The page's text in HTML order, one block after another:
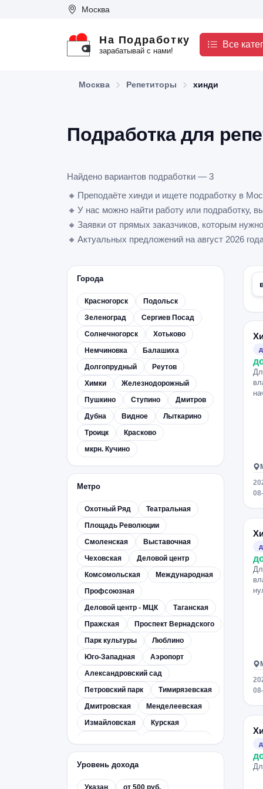
Москва
На Подработку
зарабатывай с нами!
Все
Москва Репетиторы хинди
Подработка для
Найдено вариантов подработки — 3
🔸 Преподаёте хинди и ищете подработку в
🔸 У нас можно найти работу или подработку,
🔸 Заявки от прямых заказчиков, которым
🔸 Актуальных предложений на август 2026
Города
Красногорск
Подольск
Зеленоград
Сергиев Посад
Солнечногорск
Хотьково
Немчиновка
Балашиха
Долгопрудный
Реутов
Химки
Железнодорожный
Пушкино
Ступино
Дмитров
Дубна
Видное
Лыткарино
Троицк
Красково
мкрн. Кучино
Метро
Охотный Ряд
Театральная
Площадь Революции
Смоленская
Выставочная
Чеховская
Деловой центр
Комсомольская
Международная
Профсоюзная
Деловой центр - МЦК
Таганская
Пражская
Проспект Вернадского
Парк культуры
Люблино
Юго-Западная
Аэропорт
Александровский сад
Петровский парк
Тимирязевская
Дмитровская
Менделеевская
Измайловская
Курская
Уровень дохода
Указан
от 500 руб.